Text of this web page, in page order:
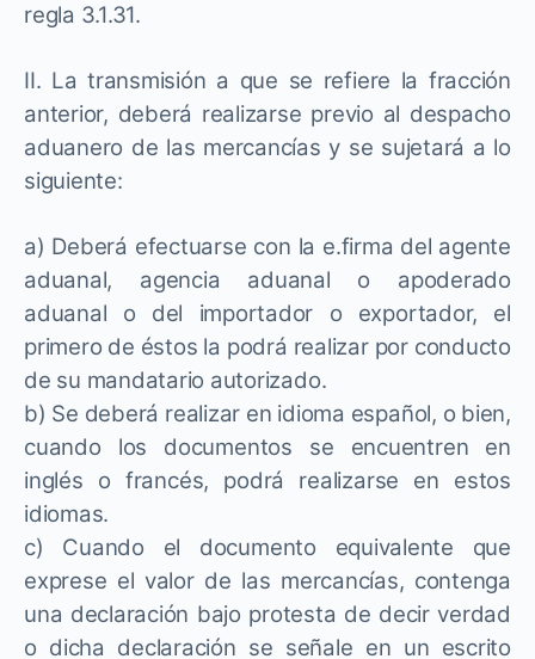
regla 3.1.31.
II. La transmisión a que se refiere la fracción
anterior, deberá realizarse previo al despacho
aduanero de las mercancías y se sujetará a lo
siguiente:
a) Deberá efectuarse con la e.firma del agente
aduanal, agencia aduanal o apoderado
aduanal o del importador o exportador, el
primero de éstos la podrá realizar por conducto
de su mandatario autorizado.
b) Se deberá realizar en idioma español, o bien,
cuando los documentos se encuentren en
inglés o francés, podrá realizarse en estos
idiomas.
c) Cuando el documento equivalente que
exprese el valor de las mercancías, contenga
una declaración bajo protesta de decir verdad
o dicha declaración se señale en un escrito